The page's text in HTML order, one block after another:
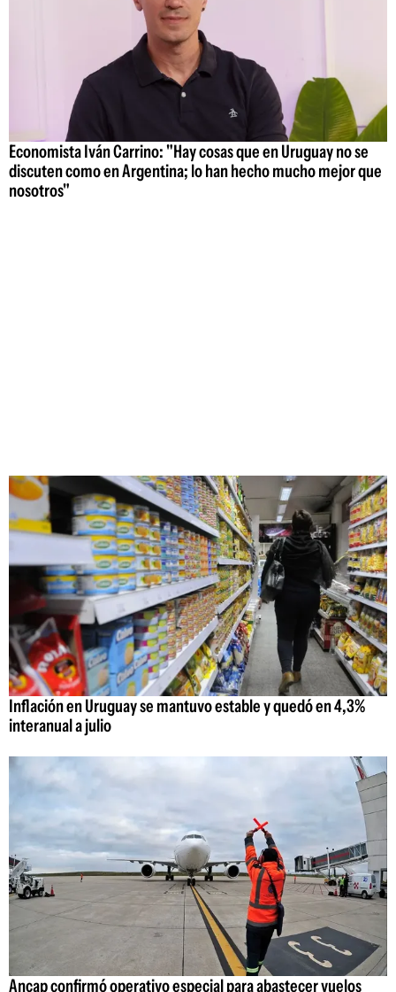
Economista Iván Carrino: "Hay cosas que en Uruguay no se
discuten como en Argentina; lo han hecho mucho mejor que
nosotros"
Inflación en Uruguay se mantuvo estable y quedó en 4,3%
interanual a julio
Ancap confirmó operativo especial para abastecer vuelos